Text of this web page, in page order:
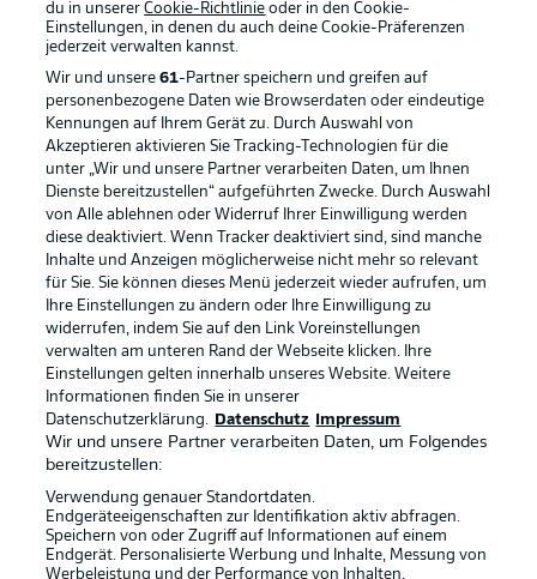
Rechtliche Hinweise Voreinstellungen verwalten
Datenschutz Nutzungsbedingungen
Broadcaster Kontakt
Jobs Impressum
Partner Spieler
Liveticker
du in unsererCookie-Richtlinie oder in den Cookie-
Einstellungen, in denen du auch deine Cookie-Präferenzen
jederzeit verwalten kannst.
Wir und unsere61-Partner speichern und greifen auf
personenbezogene Daten wie Browserdaten oder eindeutige
Kennungen auf Ihrem Gerät zu. Durch Auswahl von
Akzeptieren aktivieren Sie Tracking-Technologien für die
unter „Wir und unsere Partner verarbeiten Daten, um Ihnen
Dienste bereitzustellen“ aufgeführten Zwecke. Durch Auswahl
von Alle ablehnen oder Widerruf Ihrer Einwilligung werden
diese deaktiviert. Wenn Tracker deaktiviert sind, sind manche
Inhalte und Anzeigen möglicherweise nicht mehr so relevant
für Sie. Sie können dieses Menü jederzeit wieder aufrufen, um
Ihre Einstellungen zu ändern oder Ihre Einwilligung zu
widerrufen, indem Sie auf den Link Voreinstellungen
verwalten am unteren Rand der Webseite klicken. Ihre
Einstellungen gelten innerhalb unseres Website. Weitere
Informationen finden Sie in unserer
Datenschutzerklärung.
Datenschutz Impressum
Wir und unsere Partner verarbeiten Daten, um Folgendes
bereitzustellen:
Verwendung genauer Standortdaten.
Endgeräteeigenschaften zur Identifikation aktiv abfragen.
Speichern von oder Zugriff auf Informationen auf einem
Endgerät. Personalisierte Werbung und Inhalte, Messung von
Werbeleistung und der Performance von Inhalten,